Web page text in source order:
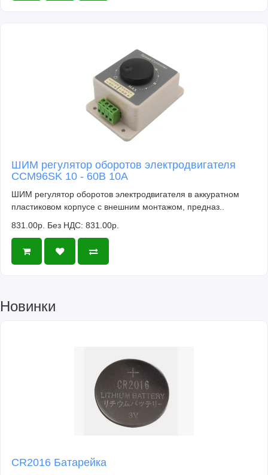
ШИМ регулятор оборотов электродвигателя
CCM96SK 10 - 60В 10А
ШИМ регулятор оборотов электродвигателя в аккуратном
пластиковом корпусе с внешним монтажом, предназ..
831.00р. Без НДС: 831.00р.
Новинки
CR2016 Батарейка